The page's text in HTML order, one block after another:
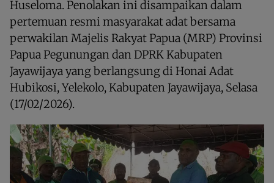
Huseloma. Penolakan ini disampaikan dalam
pertemuan resmi masyarakat adat bersama
perwakilan Majelis Rakyat Papua (MRP) Provinsi
Papua Pegunungan dan DPRK Kabupaten
Jayawijaya yang berlangsung di Honai Adat
Hubikosi, Yelekolo, Kabupaten Jayawijaya, Selasa
(17/02/2026).